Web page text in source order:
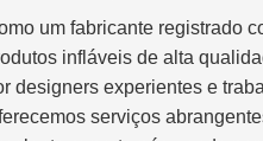
um fabricante registrado
infláveis de alta
designers experientes e
serviços